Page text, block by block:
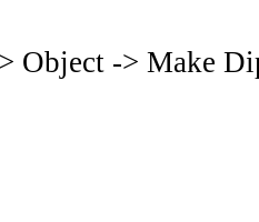
Object -> Make